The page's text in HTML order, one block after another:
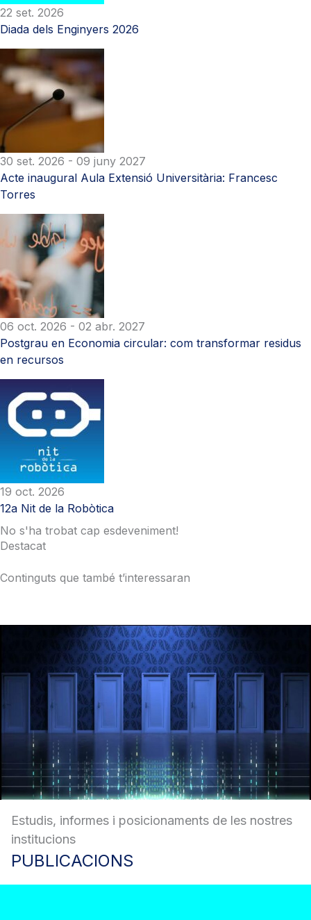
22 set. 2026
Diada dels Enginyers 2026
30 set. 2026 - 09 juny 2027
Acte inaugural Aula Extensió Universitària: Francesc
Torres
06 oct. 2026 - 02 abr. 2027
Postgrau en Economia circular: com transformar residus
en recursos
19 oct. 2026
12a Nit de la Robòtica
No s'ha trobat cap esdeveniment!
Destacat
Continguts que també t’interessaran
Estudis, informes i posicionaments de les nostres
institucions
PUBLICACIONS